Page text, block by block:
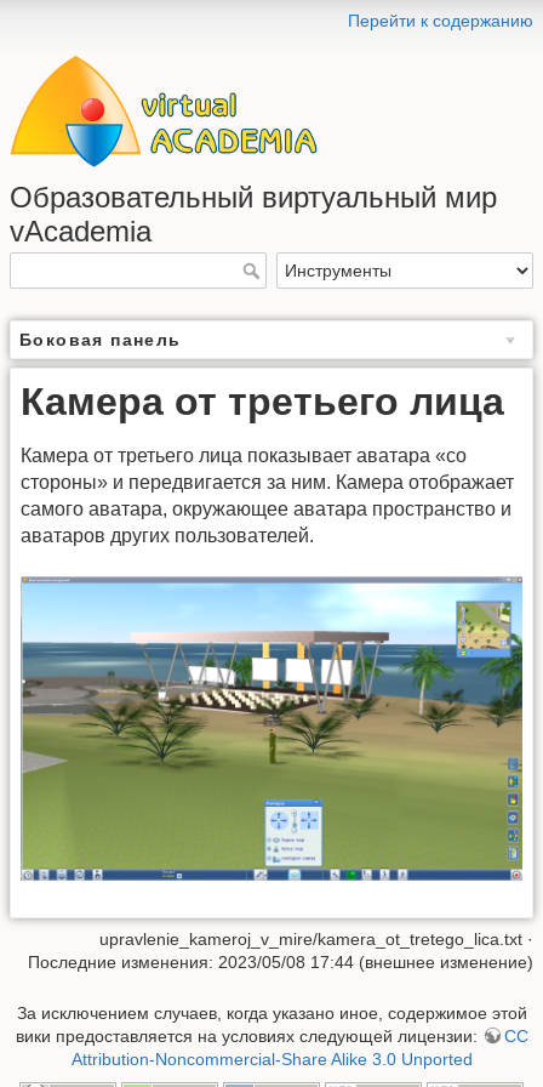
Перейти к содержанию
Образовательный виртуальный мир
vAcademia
Боковая панель
Камера от третьего лица
Камера от третьего лица показывает аватара «со
стороны» и передвигается за ним. Камера отображает
самого аватара, окружающее аватара пространство и
аватаров других пользователей.
upravlenie_kameroj_v_mire/kamera_ot_tretego_lica.txt ·
Последние изменения: 2023/05/08 17:44 (внешнее изменение)
За исключением случаев, когда указано иное, содержимое этой
вики предоставляется на условиях следующей лицензии:
CC
Attribution-Noncommercial-Share Alike 3.0 Unported